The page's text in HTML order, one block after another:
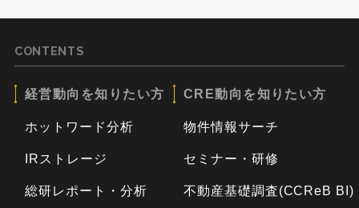
CONTENTS
経営動向を知りたい方
ホットワード分析
IRストレージ
総研レポート・分析
CRE動向を知りたい方
物件情報サーチ
セミナー・研修
不動産基礎調査(CCReB BI)